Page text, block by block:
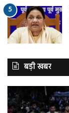
बड़ी खबर